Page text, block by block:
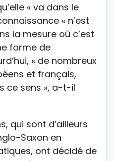
« va dans le
« n’est
la mesure où c’est
forme de
« de nombreux
et français,
ce sens », a-t-il
qui sont d’ailleurs
Saxon en
ont décidé de